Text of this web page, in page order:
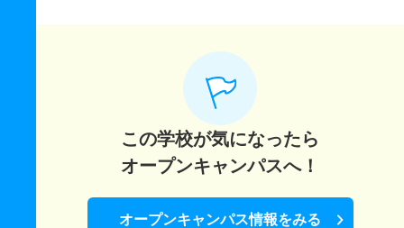
この学校が気になったら
オープンキャンパスへ！
オープンキャンパス情報をみる